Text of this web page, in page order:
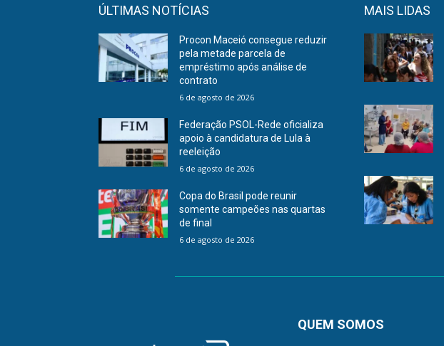
ÚLTIMAS NOTÍCIAS
Procon Maceió consegue reduzir
pela metade parcela de
empréstimo após análise de
contrato
6 de agosto de 2026
Federação PSOL-Rede oficializa
apoio à candidatura de Lula à
reeleição
6 de agosto de 2026
Copa do Brasil pode reunir
somente campeões nas quartas
de final
6 de agosto de 2026
MAIS LIDAS
QUEM SOMOS